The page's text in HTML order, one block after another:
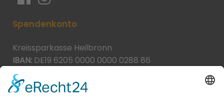
Spendenkonto
Kreissparkasse Heilbronn
IBAN: DE19 6205 0000 0000 0288 86
BIC: